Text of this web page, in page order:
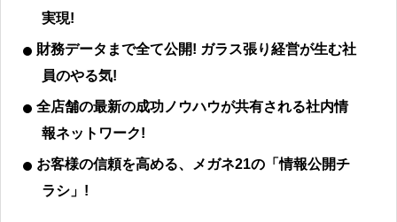
実現!
財務データまで全て公開! ガラス張り経営が生む社
員のやる気!
全店舗の最新の成功ノウハウが共有される社内情
報ネットワーク!
お客様の信頼を高める、メガネ21の「情報公開チ
ラシ」!